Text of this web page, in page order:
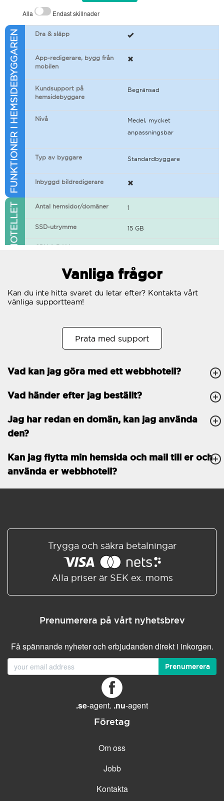
Alla Endast skillnader
FUNKTIONER I HEMSIDEBYGGAREN Dra & släpp
App-redigerare, bygg från
mobilen
Kundsupport på
hemsidebyggare
Begränsad
Nivå
Medel, mycket
anpassningsbar
Typ av byggare Standardbyggare
Inbyggd bildredigerare
FUNKTIONER I WEBBHOTELLET Antal hemsidor/domäner 1
SSD-utrymme 15 GB
CPU & RAM
Gratis SSL-certifikat
Antal samtidiga
Antal subdomäner Obegränsat
cPanel
FTP, SSH, GIT
Databaser Obegränsat
E-POSTFUNKTIONER
IMAP/CalDAV/CardDAV
Spamskydd Standard
Delad/Synkroniserad
adressbok
E-postfiltrering
Autosvar
Daglig säkerhetskopiering
telefonsupport
30 dagars kostnadsfritt test
Vanliga frågor
Kan du inte hitta svaret du letar efter? Kontakta vårt
vänliga supportteam!
Prata med support
Vad kan jag göra med ett webbhotell?
Vad händer efter jag beställt?
Jag har redan en domän, kan jag använda
den?
Kan jag flytta min hemsida och mail till er och
använda er webbhotell?
Trygga och säkra betalningar
Alla priser är SEK ex. moms
Prenumerera på vårt nyhetsbrev
Få spännande nyheter och erbjudanden direkt i inkorgen.
Prenumerera
.se-agent. .nu-agent
Företag
Om oss
Jobb
Kontakta